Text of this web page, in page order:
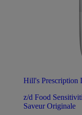
Hill's Prescription
z/d Food
Saveur Originale